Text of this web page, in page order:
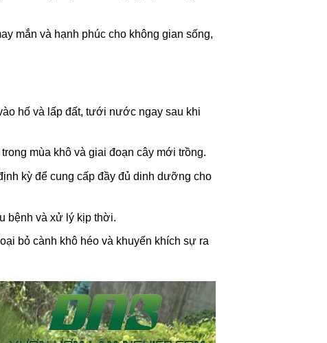
mắn và hạnh phúc cho không gian sống,
hố và lấp đất, tưới nước ngay sau khi
mùa khô và giai đoạn cây mới trồng.
kỳ để cung cấp đầy đủ dinh dưỡng cho
bệnh và xử lý kịp thời.
bỏ cành khô héo và khuyến khích sự ra